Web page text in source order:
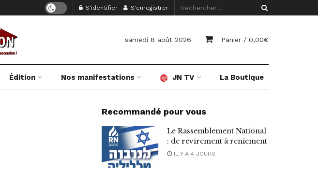
S'identifier S'enregistrer
samedi 8 août 2026 Panier / 0,00€
Édition Nos manifestations JN TV La Boutique
Recommandé pour vous
Le Rassemblement National
: de revirement à reniement
IL Y A 4 JOURS